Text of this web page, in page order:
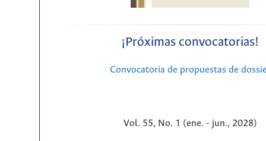
¡Próximas convocatorias!
Convocatoria de propuestas de
Vol. 55, No. 1 (ene. - jun., 2028)